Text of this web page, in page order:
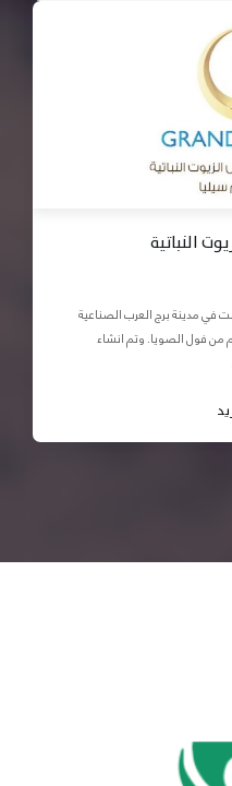
النباتية
مدينة برج العرب الصناعية
انتاجية 1000 طن / يوم من فول الصويا. وتم انشاء